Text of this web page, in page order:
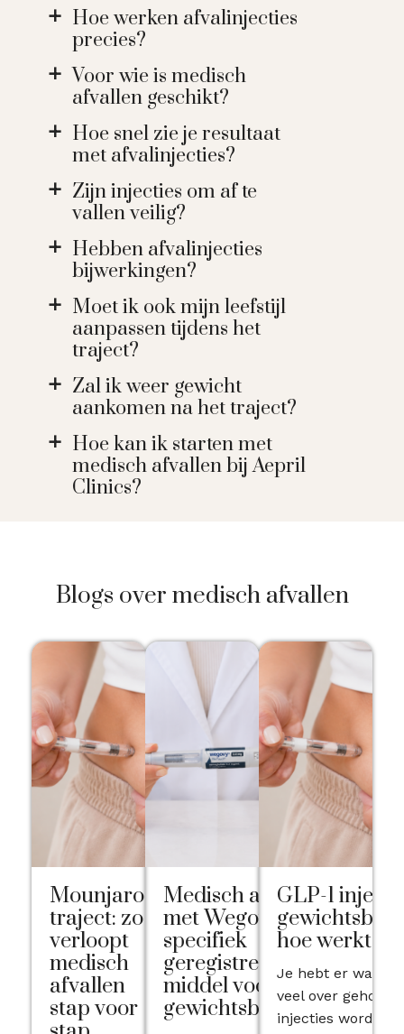
a
Hoe werken afvalinjecties
precies?
a
Voor wie is medisch
afvallen geschikt?
a
Hoe snel zie je resultaat
met afvalinjecties?
a
Zijn injecties om af te
vallen veilig?
a
Hebben afvalinjecties
bijwerkingen?
a
Moet ik ook mijn leefstijl
aanpassen tijdens het
traject?
a
Zal ik weer gewicht
aankomen na het traject?
a
Hoe kan ik starten met
medisch afvallen bij Aepril
Clinics?
Blogs over medisch afvallen
Mounjaro
traject: zo
verloopt
medisch
afvallen
stap voor
Medisch afvallen
met Wegovy:
specifiek
geregistreerd
middel voor
gewichtsbeheersing
GLP-1
hoe werkt
Je hebt er
veel over gehoord.
injecties worden